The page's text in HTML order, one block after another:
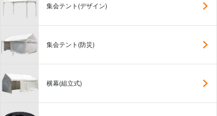
集会テント(デザイン)
集会テント(防災)
横幕(組立式)